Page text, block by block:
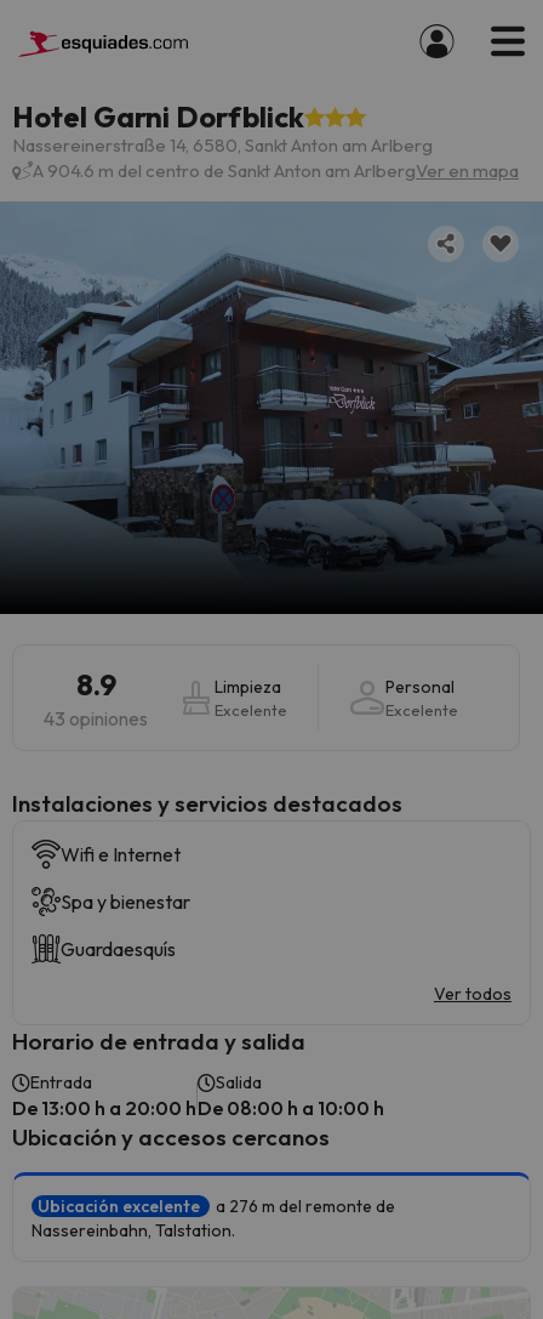
Hotel Garni Dorfblick
Nassereinerstraße 14, 6580, Sankt Anton am Arlberg
A 904.6 m del centro de Sankt Anton am ArlbergVer en mapa
8.9
43 opiniones
Limpieza
Excelente
Personal
Excelente
Instalaciones y servicios destacados
Wifi e Internet
Spa y bienestar
Guardaesquís
Ver todos
Horario de entrada y salida
Entrada
De 13:00 h a 20:00 h
Salida
De 08:00 h a 10:00 h
Ubicación y accesos cercanos
Ubicación excelente
a 276 m del remonte de
Nassereinbahn, Talstation.